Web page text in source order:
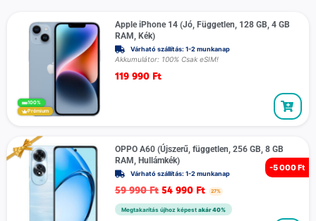
100%
Prémium
Apple iPhone 14 (Jó, Független, 128 GB, 4 GB
RAM, Kék)
Várható szállítás: 1-2 munkanap
Akkumulátor: 100% Csak eSIM!
119 990 Ft
-5 000 Ft
OPPO A60 (Újszerű, független, 256 GB, 8 GB
RAM, Hullámkék)
Várható szállítás: 1-2 munkanap
59 990Ft 54 990 Ft 27%
Megtakarítás újhoz képest akár 40%